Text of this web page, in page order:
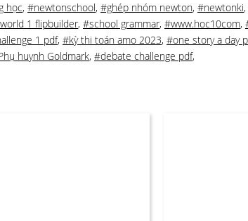
học, #newtonschool, #ghép nhóm newton, #newtonki,
1 flipbuilder, #school grammar, #www.hoc10com,
1 pdf, #kỳ thi toán amo 2023, #one story a day
huynh Goldmark, #debate challenge pdf,